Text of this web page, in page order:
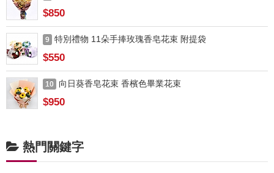
$850
9 特別禮物 11朵手捧玫瑰香皂花束 附提袋
$550
10 向日葵香皂花束 香檳色畢業花束
$950
熱門關鍵字